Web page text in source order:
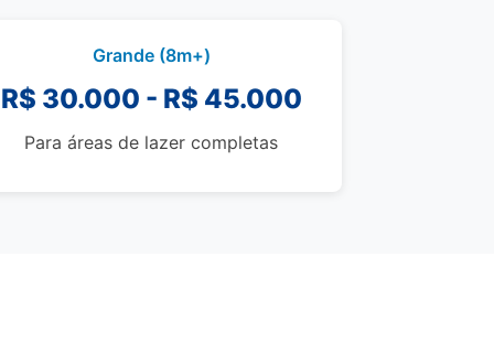
Grande (8m+)
R$ 30.000 - R$ 45.000
Para áreas de lazer completas